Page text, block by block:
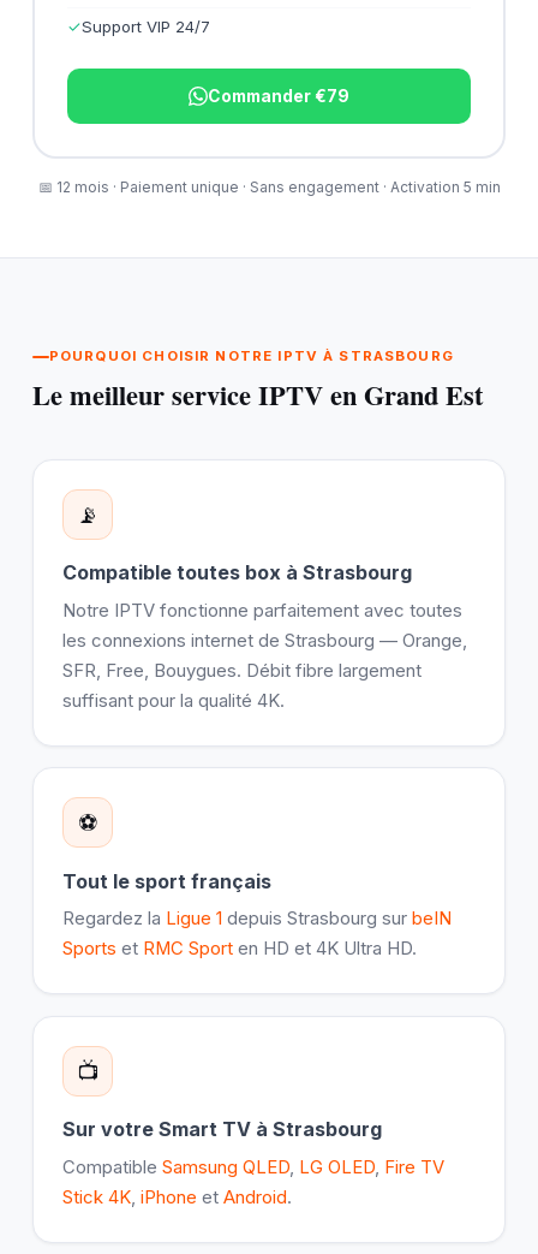
✓Support VIP 24/7
Commander €79
📅 12 mois · Paiement unique · Sans engagement · Activation 5 min
POURQUOI CHOISIR NOTRE IPTV À STRASBOURG
Le meilleur service IPTV en Grand Est
📡
Compatible toutes box à Strasbourg
Notre IPTV fonctionne parfaitement avec toutes
les connexions internet de Strasbourg — Orange,
SFR, Free, Bouygues. Débit fibre largement
suffisant pour la qualité 4K.
⚽
Tout le sport français
Regardez la Ligue 1 depuis Strasbourg sur beIN
Sports et RMC Sporten HD et 4K Ultra HD.
📺
Sur votre Smart TV à Strasbourg
Compatible Samsung QLED, LG OLED, Fire TV
Stick 4K, iPhone et Android.